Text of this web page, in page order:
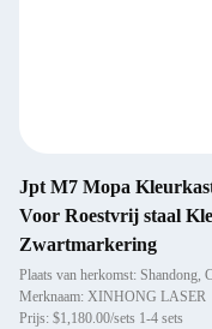
Jpt M7 Mopa
Voor Roestvrij staal
Zwartmarkering
Plaats van herkomst: Shandong,
Merknaam: XINHONG LASER
Prijs: $1,180.00/sets 1-4 sets